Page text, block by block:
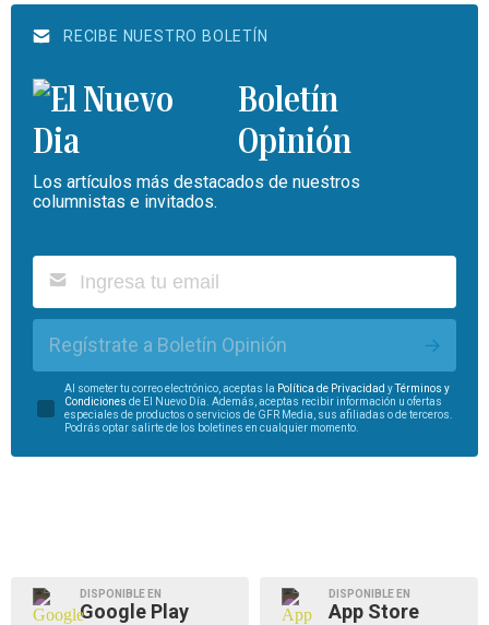
RECIBE NUESTRO BOLETÍN
Boletín
Opinión
Los artículos más destacados de nuestros
columnistas e invitados.
Regístrate a Boletín Opinión
Al someter tu correo electrónico, aceptas la Política de Privacidad yTérminos y
Condiciones de El Nuevo Día. Además, aceptas recibir información u ofertas
especiales de productos o servicios de GFR Media, sus afiliadas o de terceros.
Podrás optar salirte de los boletines en cualquier momento.
DISPONIBLE EN
Google Play
DISPONIBLE EN
App Store